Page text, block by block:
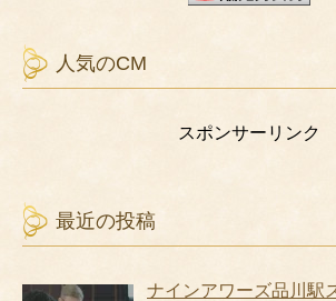
人気のCM
スポンサーリンク
最近の投稿
ナインアワーズ品川駅